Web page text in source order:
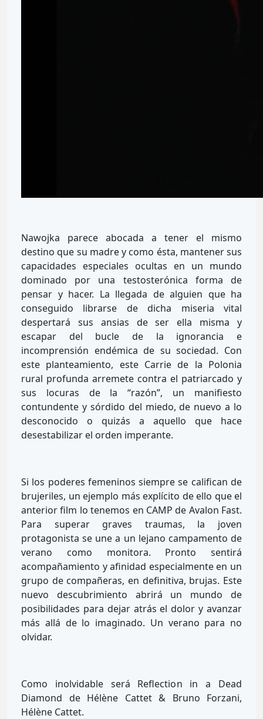
Nawojka parece abocada a tener el mismo
destino que su madre y como ésta, mantener sus
capacidades especiales ocultas en un mundo
dominado por una testosterónica forma de
pensar y hacer. La llegada de alguien que ha
conseguido librarse de dicha miseria vital
despertará sus ansias de ser ella misma y
escapar del bucle de la ignorancia e
incomprensión endémica de su sociedad. Con
este planteamiento, este Carrie de la Polonia
rural profunda arremete contra el patriarcado y
sus locuras de la “razón”, un manifiesto
contundente y sórdido del miedo, de nuevo a lo
desconocido o quizás a aquello que hace
desestabilizar el orden imperante.
Si los poderes femeninos siempre se califican de
brujeriles, un ejemplo más explícito de ello que el
anterior film lo tenemos en CAMP de Avalon Fast.
Para superar graves traumas, la joven
protagonista se une a un lejano campamento de
verano como monitora. Pronto sentirá
acompañamiento y afinidad especialmente en un
grupo de compañeras, en definitiva, brujas. Este
nuevo descubrimiento abrirá un mundo de
posibilidades para dejar atrás el dolor y avanzar
más allá de lo imaginado. Un verano para no
olvidar.
Como inolvidable será Reflection in a Dead
Diamond de Hélène Cattet & Bruno Forzani,
Hélène Cattet.